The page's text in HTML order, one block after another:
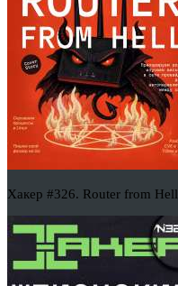
Хакер #326. Router from Hell